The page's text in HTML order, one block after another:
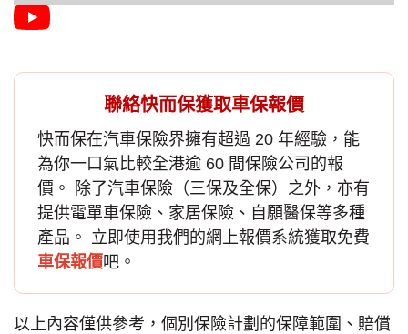
聯絡快而保獲取車保報價
快而保在汽車保險界擁有超過 20 年經驗，能
為你一口氣比較全港逾 60 間保險公司的報
價。 除了汽車保險 （三保及全保）之外，亦有
提供電單車保險、家居保險、自願醫保等多種
產品。 立即使用我們的網上報價系統獲取免費
車保報價吧。
以上內容僅供參考，個別保險計劃的保障範圍、賠償